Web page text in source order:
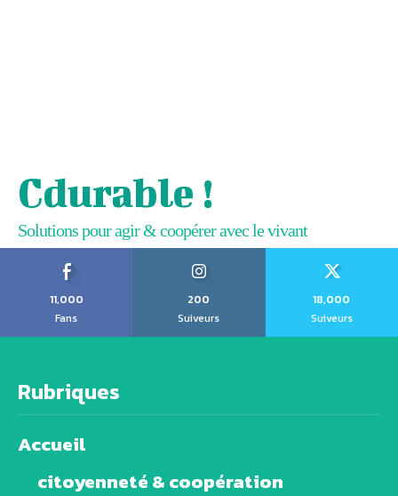
Cdurable !
Solutions pour agir & coopérer avec le vivant
11,000
Fans
200
Suiveurs
18,000
Suiveurs
Rubriques
Accueil
citoyenneté & coopération